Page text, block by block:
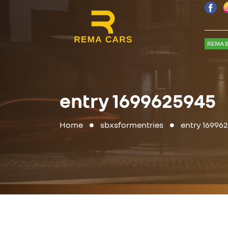
REMA
entry 1699625945
Home sbxsformentries entry